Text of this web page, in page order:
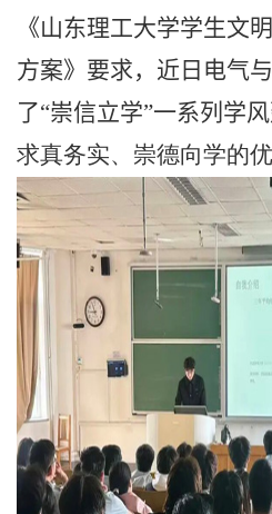
《山东理工大学学生文
方案》要求，近日电气
了“崇信立学”一系列学风
求真务实、崇德向学的